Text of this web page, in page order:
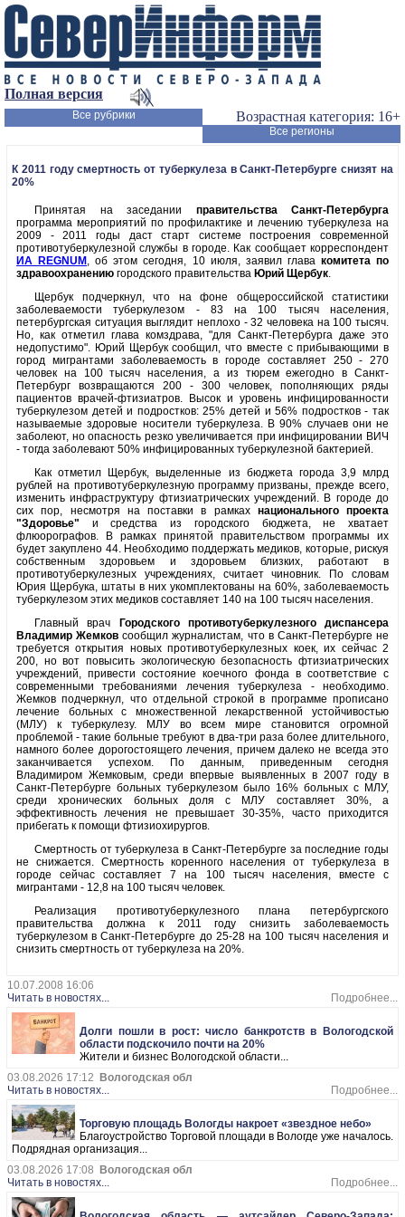
Полная версия
Возрастная категория: 16+
Все рубрики
Все регионы
К 2011 году смертность от туберкулеза в Санкт-Петербурге снизят на
20%
Принятая на заседании правительства Санкт-Петербурга
программа мероприятий по профилактике и лечению туберкулеза на
2009 - 2011 годы даст старт системе построения современной
противотуберкулезной службы в городе. Как сообщает корреспондент
ИА REGNUM , об этом сегодня, 10 июля, заявил глава комитета по
здравоохранению городского правительства Юрий Щербук.
Щербук подчеркнул, что на фоне общероссийской статистики
заболеваемости туберкулезом - 83 на 100 тысяч населения,
петербургская ситуация выглядит неплохо - 32 человека на 100 тысяч.
Но, как отметил глава комздрава, "для Санкт-Петербурга даже это
недопустимо". Юрий Щербук сообщил, что вместе с прибывающими в
город мигрантами заболеваемость в городе составляет 250 - 270
человек на 100 тысяч населения, а из тюрем ежегодно в Санкт-
Петербург возвращаются 200 - 300 человек, пополняющих ряды
пациентов врачей-фтизиатров. Высок и уровень инфицированности
туберкулезом детей и подростков: 25% детей и 56% подростков - так
называемые здоровые носители туберкулеза. В 90% случаев они не
заболеют, но опасность резко увеличивается при инфицировании ВИЧ
- тогда заболевают 50% инфицированных туберкулезной бактерией.
Как отметил Щербук, выделенные из бюджета города 3,9 млрд
рублей на противотуберкулезную программу призваны, прежде всего,
изменить инфраструктуру фтизиатрических учреждений. В городе до
сих пор, несмотря на поставки в рамках национального проекта
"Здоровье" и средства из городского бюджета, не хватает
флюорографов. В рамках принятой правительством программы их
будет закуплено 44. Необходимо поддержать медиков, которые, рискуя
собственным здоровьем и здоровьем близких, работают в
противотуберкулезных учреждениях, считает чиновник. По словам
Юрия Щербука, штаты в них укомплектованы на 60%, заболеваемость
туберкулезом этих медиков составляет 140 на 100 тысяч населения.
Главный врач
Городского противотуберкулезного диспансера
Владимир Жемков сообщил журналистам, что в Санкт-Петербурге не
требуется открытия новых противотуберкулезных коек, их сейчас 2
200, но вот повысить экологическую безопасность фтизиатрических
учреждений, привести состояние коечного фонда в соответствие с
современными требованиями лечения туберкулеза - необходимо.
Жемков подчеркнул, что отдельной строкой в программе прописано
лечение больных с множественной лекарственной устойчивостью
(МЛУ) к туберкулезу. МЛУ во всем мире становится огромной
проблемой - такие больные требуют в два-три раза более длительного,
намного более дорогостоящего лечения, причем далеко не всегда это
заканчивается успехом. По данным, приведенным сегодня
Владимиром Жемковым, среди впервые выявленных в 2007 году в
Санкт-Петербурге больных туберкулезом было 16% больных с МЛУ,
среди хронических больных доля с МЛУ составляет 30%, а
эффективность лечения не превышает 30-35%, часто приходится
прибегать к помощи фтизиохирургов.
Смертность от туберкулеза в Санкт-Петербурге за последние годы
не снижается. Смертность коренного населения от туберкулеза в
городе сейчас составляет 7 на 100 тысяч населения, вместе с
мигрантами - 12,8 на 100 тысяч человек.
Реализация противотуберкулезного плана петербургского
правительства должна к 2011 году снизить заболеваемость
туберкулезом в Санкт-Петербурге до 25-28 на 100 тысяч населения и
снизить смертность от туберкулеза на 20%.
10.07.2008 16:06
Читать в новостях...
Подробнее...
Долги пошли в рост: число банкротств в Вологодской
области подскочило почти на 20%
Жители и бизнес Вологодской области...
03.08.2026 17:12
Вологодская обл
Читать в новостях...
Подробнее...
Торговую площадь Вологды накроет «звездное небо»
Благоустройство Торговой площади в Вологде уже началось.
Подрядная организация...
03.08.2026 17:08
Вологодская обл
Читать в новостях...
Подробнее...